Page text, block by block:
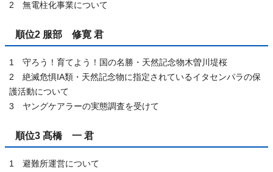
2 無電柱化事業について
順位2 服部 修寛 君
1 守ろう！育てよう！国の名勝・天然記念物木曽川堤桜
2 絶滅危惧IA類・天然記念物に指定されているイタセンパラの保
護活動について
3 ヤングケアラーの実態調査を受けて
順位3 髙橋 一 君
1 避難所運営について